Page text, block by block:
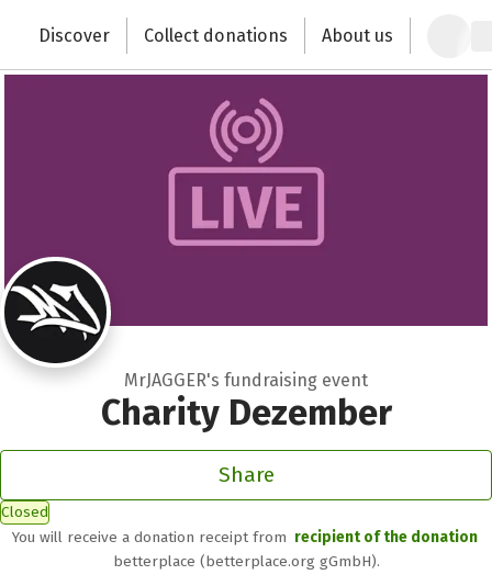
Change the world with your donation
Discover Collect donations About us
MrJAGGER's fundraising event
Charity Dezember
Share
Closed
You will receive a donation receipt from recipient of the donation
betterplace (betterplace.org gGmbH).